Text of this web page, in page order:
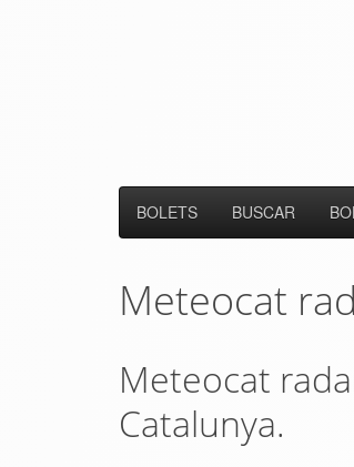
BOLETS BUSCAR
Meteocat
Meteocat
Catalunya.